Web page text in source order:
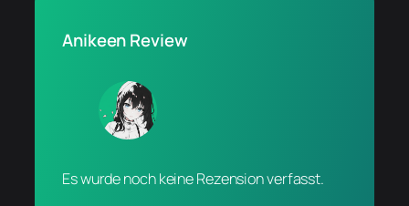
Anikeen Review
Es wurde noch keine Rezension verfasst.